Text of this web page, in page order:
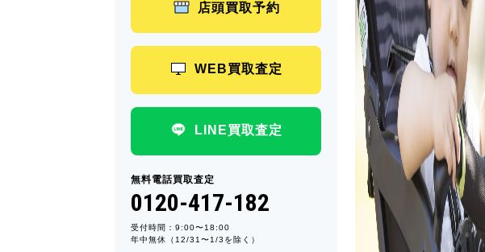
店頭買取予約
WEB買取査定
LINE買取査定
無料電話買取査定
0120-417-182
受付時間：9:00〜18:00
年中無休（12/31〜1/3を除く）